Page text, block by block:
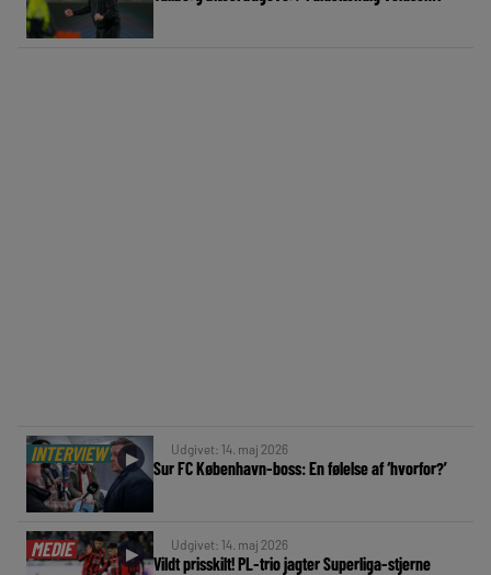
INTERVIEW ► Udgivet: 14. maj 2026
Sur FC København-boss: En følelse af ‘hvorfor?’
MEDIE ► Udgivet: 14. maj 2026
Vildt prisskilt! PL-trio jagter Superliga-stjerne